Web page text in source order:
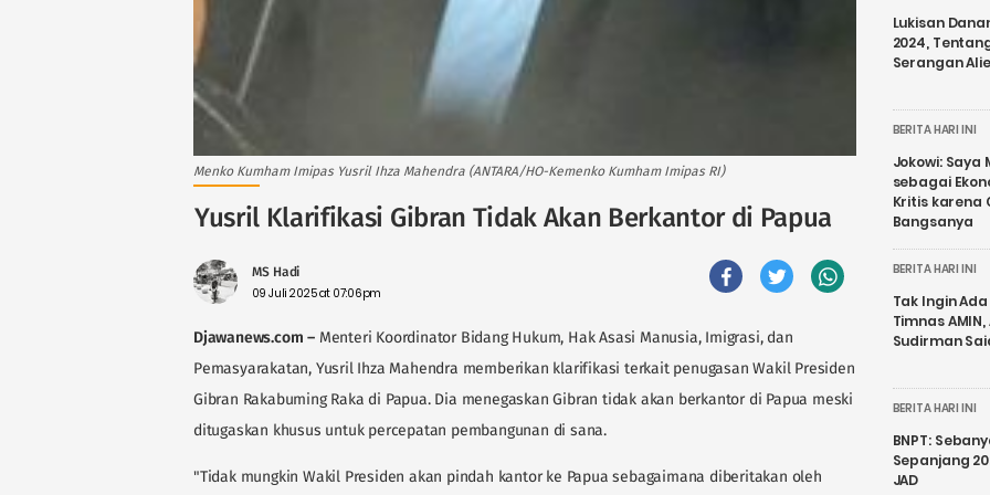
Menko Kumham Imipas Yusril Ihza Mahendra (ANTARA/HO-Kemenko Kumham Imipas RI)
Yusril Klarifikasi Gibran Tidak Akan Berkantor di Papua
MS Hadi
09 Juli 2025 at 07:06pm
Djawanews.com – Menteri Koordinator Bidang Hukum, Hak Asasi Manusia, Imigrasi, dan
Pemasyarakatan, Yusril Ihza Mahendra memberikan klarifikasi terkait penugasan Wakil Presiden
Gibran Rakabuming Raka di Papua. Dia menegaskan Gibran tidak akan berkantor di Papua meski
ditugaskan khusus untuk percepatan pembangunan di sana.
"Tidak mungkin Wakil Presiden akan pindah kantor ke Papua sebagaimana diberitakan oleh
Lukisan
2024,
Serangan
BERITA HARI INI
Jokowi: Saya
sebagai
Kritis karena
Bangsanya
BERITA HARI INI
Tak Ingin
Timnas
Sudirman
BERITA HARI INI
BNPT:
Sepanjang
JAD